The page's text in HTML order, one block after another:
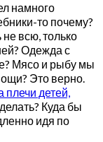
намного
то почему?
всю, только
Одежда с
Мясо и рыбу мы
Это верно.
плечи детей,
Куда бы
идя по